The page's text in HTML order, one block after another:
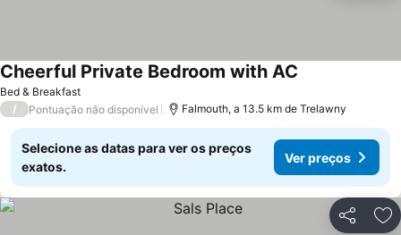
Bed & Breakfast
Cheerful Private Bedroom with AC
/ Pontuação não disponível Falmouth, a 13.5 km de Trelawny
Selecione as datas para ver os preços
exatos.
Ver preços
Partilhar